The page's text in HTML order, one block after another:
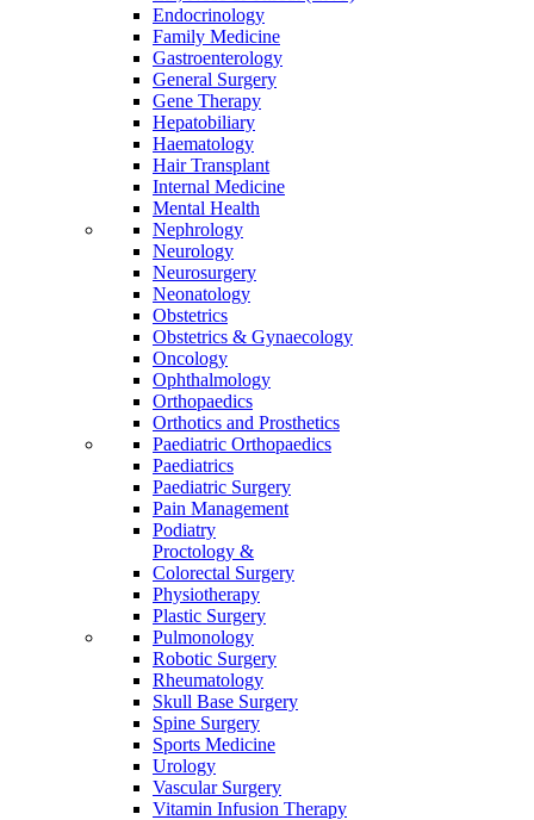
Endocrinology
Family Medicine
Gastroenterology
General Surgery
Gene Therapy
Hepatobiliary
Haematology
Hair Transplant
Internal Medicine
Mental Health
Nephrology
Neurology
Neurosurgery
Neonatology
Obstetrics
Obstetrics & Gynaecology
Oncology
Ophthalmology
Orthopaedics
Orthotics and Prosthetics
Paediatric Orthopaedics
Paediatrics
Paediatric Surgery
Pain Management
Podiatry
Proctology &
Colorectal Surgery
Physiotherapy
Plastic Surgery
Pulmonology
Robotic Surgery
Rheumatology
Skull Base Surgery
Spine Surgery
Sports Medicine
Urology
Vascular Surgery
Vitamin Infusion Therapy